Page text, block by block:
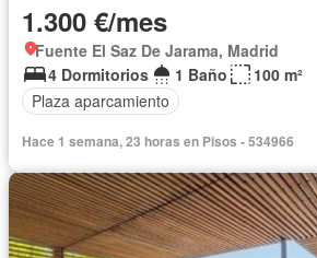
1.300 €/mes
Fuente El Saz De Jarama, Madrid
4 Dormitorios
1 Baño
100 m²
Plaza aparcamiento
Hace 1 semana, 23 horas en Pisos - 534966